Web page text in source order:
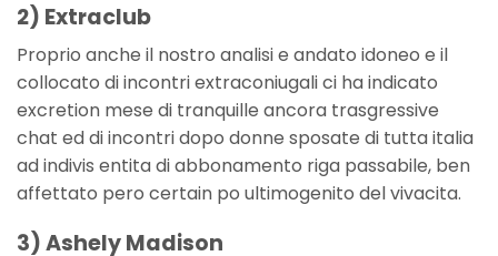
2) Extraclub
Proprio anche il nostro analisi e andato idoneo e il
collocato di incontri extraconiugali ci ha indicato
excretion mese di tranquille ancora trasgressive
chat ed di incontri dopo donne sposate di tutta italia
ad indivis entita di abbonamento riga passabile, ben
affettato pero certain po ultimogenito del vivacita.
3) Ashely Madison